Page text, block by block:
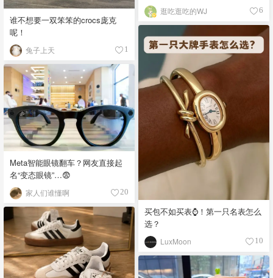
逛吃逛吃的WJ 6
谁不想要一双笨笨的crocs庞克
呢！
兔子上天 1
买包不如买表⌚️！第一只名表怎么
选？
LuxMoon 10
Meta智能眼镜翻车？网友直接起
名“变态眼镜”…😨
家人们谁懂啊 20